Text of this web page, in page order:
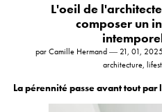
L'oeil de
composer un
par Camille Hermand ― 21, 01,
architecture,
La pérennité passe avant tout